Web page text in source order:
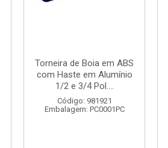
Torneira de Boia em ABS
com Haste em Alumínio
1/2 e 3/4 Pol....
Código: 981921
Embalagem: PC0001PC